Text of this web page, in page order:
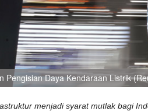
Pengisian Daya Kendaraan Listrik
menjadi syarat mutlak bagi